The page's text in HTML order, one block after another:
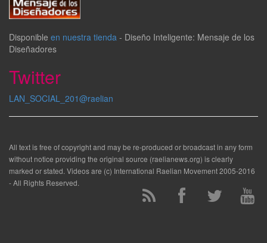
Disponible en nuestra tienda - Diseño Inteligente: Mensaje de los
Diseñadores
Twitter
LAN_SOCIAL_201@raelian
All text is free of copyright and may be re-produced or broadcast in any form
without notice providing the original source (raelianews.org) is clearly
marked or stated. Videos are (c) International Raelian Movement 2005-2016
- All Rights Reserved.